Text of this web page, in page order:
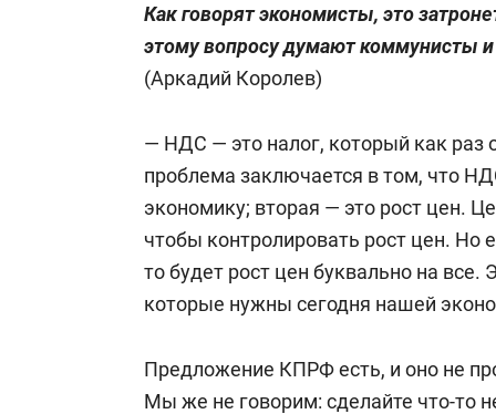
Как говорят экономисты, это
этому вопросу думают коммунисты
(Аркадий Королев)
— НДС — это налог, который как раз
проблема заключается в том, что
экономику; вторая — это рост цен.
чтобы контролировать рост цен.
то будет рост цен буквально на
которые нужны сегодня нашей
Предложение КПРФ есть, и оно не
Мы же не говорим: сделайте что-то